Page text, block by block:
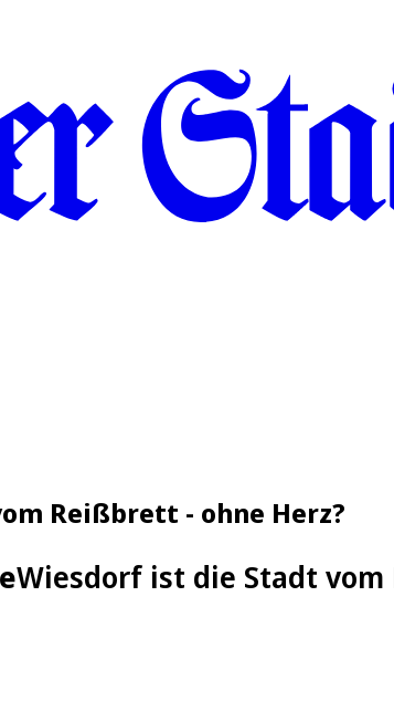
Reißbrett - ohne Herz?
Wiesdorf ist die Stadt